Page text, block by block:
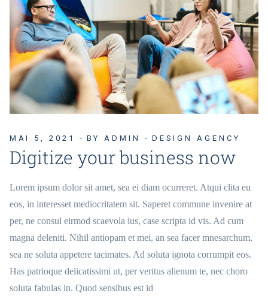
MAI 5, 2021 BY ADMIN DESIGN AGENCY
Digitize your business now
Lorem ipsum dolor sit amet, sea ei diam ocurreret. Atqui clita eu
eos, in interesset mediocritatem sit. Saperet commune invenire at
per, ne consul eirmod scaevola ius, case scripta id vis. Ad cum
magna deleniti. Nihil antiopam et mei, an sea facer mnesarchum,
sea ne soluta appetere tacimates. Ad soluta ignota corrumpit eos.
Has patrioque delicatissimi ut, per veritus alienum te, nec choro
soluta fabulas in. Quod sensibus est id